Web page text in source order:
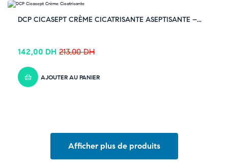
DCP CICASEPT CRÈME CICATRISANTE ASEPTISANTE –...
213,00DH
142,00 DH
AJOUTER AU PANIER
Afficher plus de produits